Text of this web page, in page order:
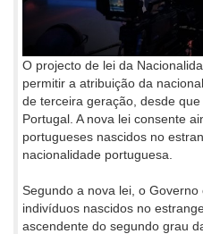
O projecto de lei da
permitir a atribuição da
de terceira geração, desde
Portugal. A nova lei consente
portugueses nascidos no
nacionalidade portuguesa.
Segundo a nova lei, o
indivíduos nascidos no
ascendente do segundo grau